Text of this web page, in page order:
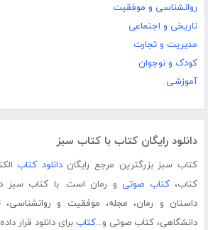
روانشناسی و موفقیت
تاریخی و اجتماعی
مدیریت و تجارت
کودک و نوجوان
آموزشی
دانلود رایگان کتاب با کتاب سبز
کتاب سبز بزرگترین مرجع رایگاندانلود کتاب
کتاب،کتاب صوتی و رمان است. با کتاب سبز
داستان و رمان، مجله، موفقیت و روانشناسی،
دانشگاهی، کتاب صوتی و...کتاب برای دانلود قرار